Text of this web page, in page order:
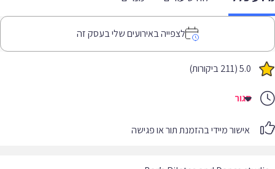
לצפייה באירועים שלי בעסק זה
5.0 (211 ביקורות)
סגור
אישור מיידי בהזמנת תור או פגישה